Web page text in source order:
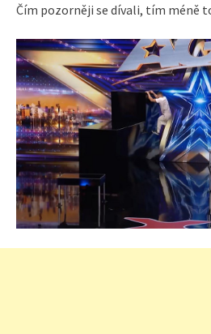
Čím pozorněji se dívali, tím méně